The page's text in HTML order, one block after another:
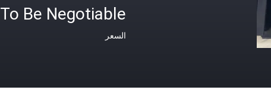
To Be Negotiable
السعر